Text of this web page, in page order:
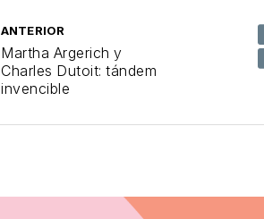
ANTERIOR
Martha Argerich y
Charles Dutoit: tándem
invencible